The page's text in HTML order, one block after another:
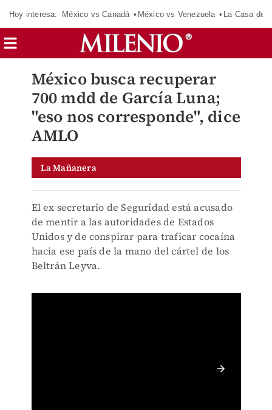
Hoy interesa: México vs Canadá México vs Venezuela La Casa de
México busca recuperar
700 mdd de García Luna;
"eso nos corresponde", dice
AMLO
La Mañanera
El ex secretario de Seguridad está acusado
de mentir a las autoridades de Estados
Unidos y de conspirar para traficar cocaína
hacia ese país de la mano del cártel de los
Beltrán Leyva.